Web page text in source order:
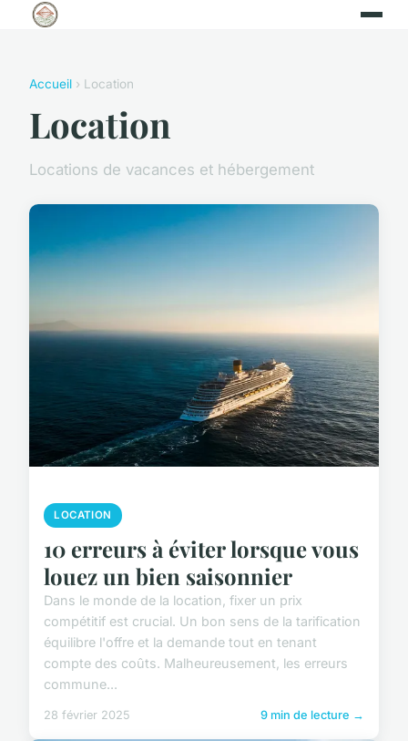
Accueil › Location
Location
Locations de vacances et hébergement
LOCATION
10 erreurs à éviter lorsque vous
louez un bien saisonnier
Dans le monde de la location, fixer un prix
compétitif est crucial. Un bon sens de la tarification
équilibre l'offre et la demande tout en tenant
compte des coûts. Malheureusement, les erreurs
commune...
28 février 2025 9 min de lecture →